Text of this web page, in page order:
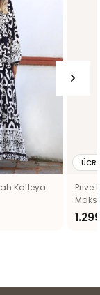
Nena %100 Viskon
Siyah Kırmızı Balon
Yazlık Elbise 24EL036
TL
KARGO